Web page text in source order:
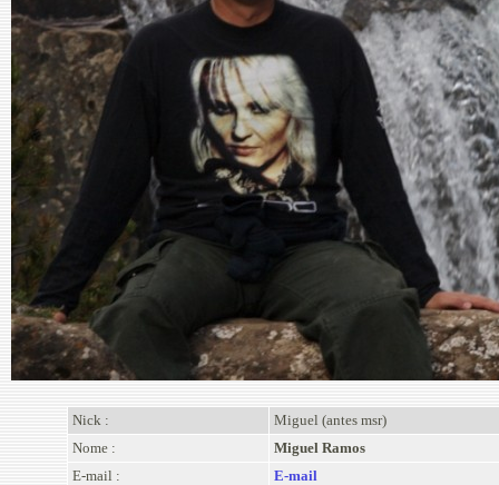
Nick :
Miguel (antes msr)
Nome :
Miguel Ramos
E-mail :
E-mail